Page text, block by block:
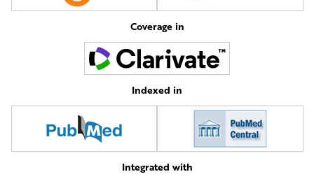
Coverage in
Indexed in
Integrated with